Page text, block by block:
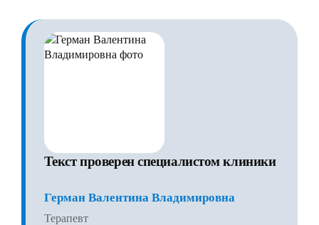
Текст проверен специалистом клиники
Герман Валентина Владимировна
Терапевт